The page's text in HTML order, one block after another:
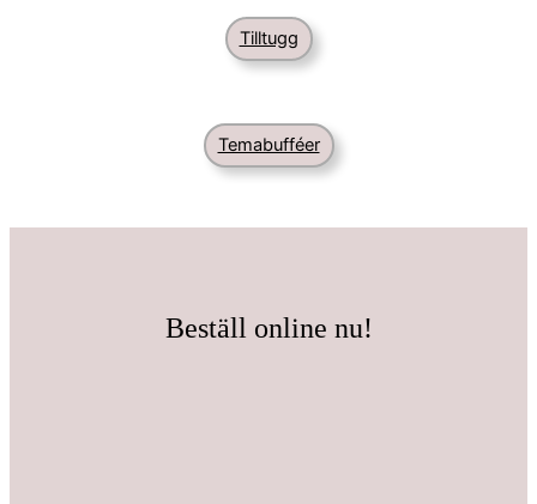
Tilltugg
Temabufféer
Beställ online nu!